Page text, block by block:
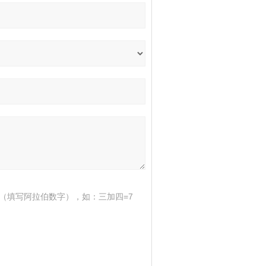
填写阿拉伯数字），如：三加四=7